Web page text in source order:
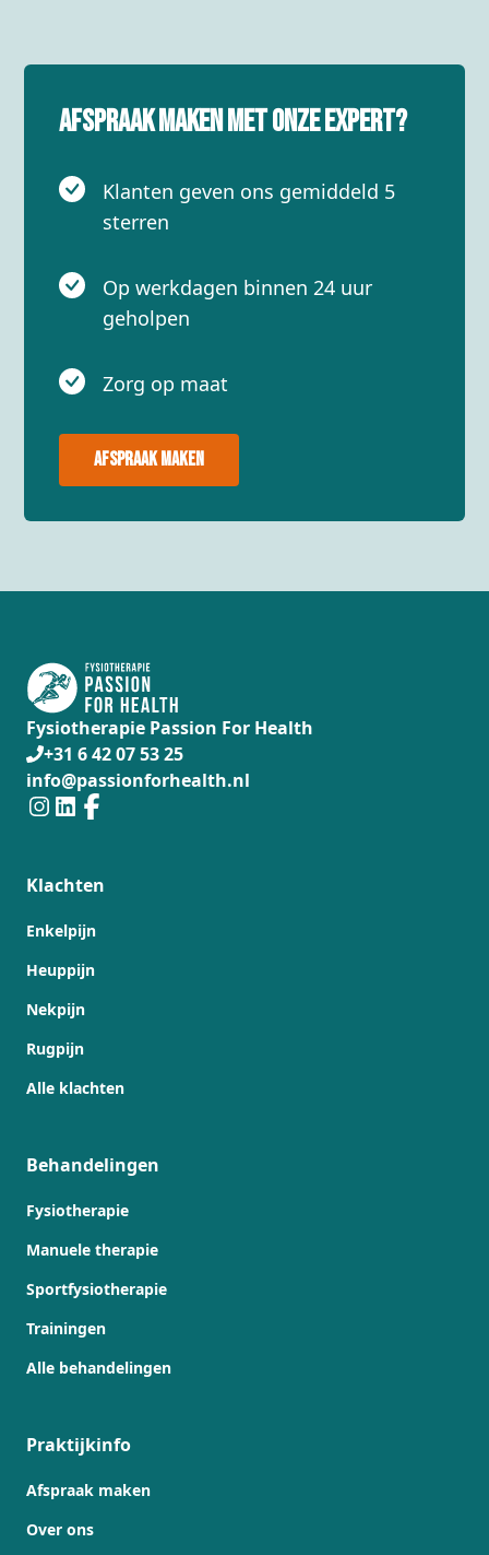
Afspraak maken met onze expert?
Klanten geven ons gemiddeld 5
sterren
Op werkdagen binnen 24 uur
geholpen
Zorg op maat
Afspraak maken
Fysiotherapie Passion For Health
+31 6 42 07 53 25
info@passionforhealth.nl
Klachten
Enkelpijn
Heuppijn
Nekpijn
Rugpijn
Alle klachten
Behandelingen
Fysiotherapie
Manuele therapie
Sportfysiotherapie
Trainingen
Alle behandelingen
Praktijkinfo
Afspraak maken
Over ons